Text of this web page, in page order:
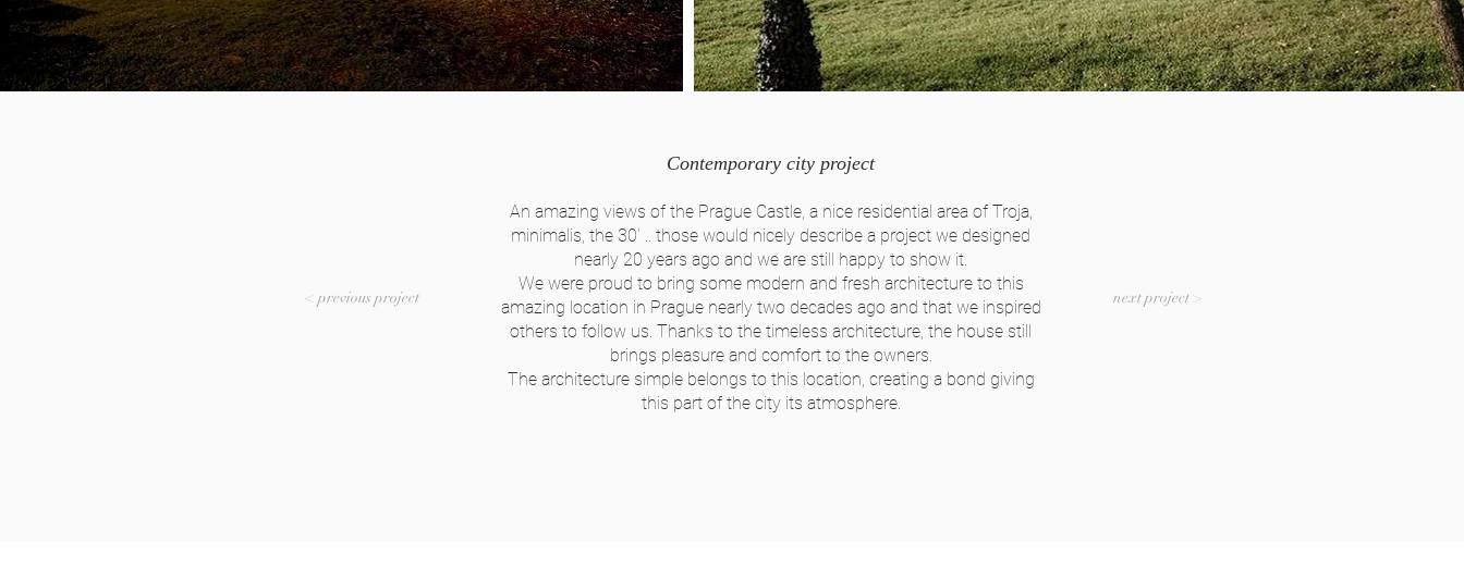
< previous project
Contemporary city project
An amazing views of the Prague Castle, a nice residential area of Troja,
minimalis, the 30' .. those would nicely describe a project we designed
nearly 20 years ago and we are still happy to show it.
We were proud to bring some modern and fresh architecture to this
amazing location in Prague nearly two decades ago and that we inspired
others to follow us. Thanks to the timeless architecture, the house still
brings pleasure and comfort to the owners.
The architecture simple belongs to this location, creating a bond giving
this part of the city its atmosphere.
next project >